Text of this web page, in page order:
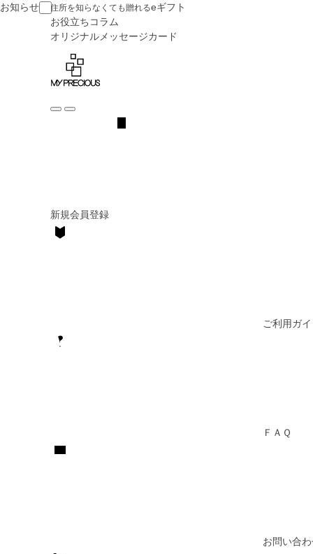
住所を知らなくても贈れるeギフト
お役立ちコラム
オリジナル メッセージカード
新規会員登録
ご利用ガ
ＦＡＱ
お問い合
お知らせ